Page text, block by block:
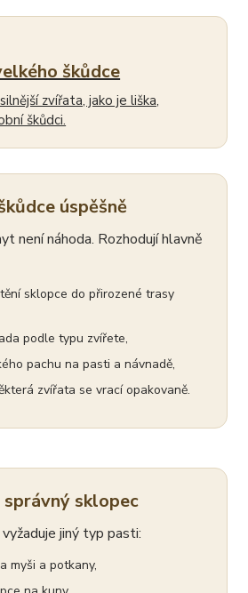
škůdce
zvířata, jako je liška,
škůdci.
úspěšně
není náhoda. Rozhodují hlavně
sklopce do přirozené trasy
podle typu zvířete,
pachu na pasti a návnadě,
zvířata se vrací opakovaně.
sklopec
jiný typ pasti:
myši a potkany,